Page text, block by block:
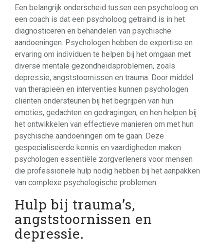
Een belangrijk onderscheid tussen een psycholoog en
een coach is dat een psycholoog getraind is in het
diagnosticeren en behandelen van psychische
aandoeningen. Psychologen hebben de expertise en
ervaring om individuen te helpen bij het omgaan met
diverse mentale gezondheidsproblemen, zoals
depressie, angststoornissen en trauma. Door middel
van therapieën en interventies kunnen psychologen
cliënten ondersteunen bij het begrijpen van hun
emoties, gedachten en gedragingen, en hen helpen bij
het ontwikkelen van effectieve manieren om met hun
psychische aandoeningen om te gaan. Deze
gespecialiseerde kennis en vaardigheden maken
psychologen essentiële zorgverleners voor mensen
die professionele hulp nodig hebben bij het aanpakken
van complexe psychologische problemen.
Hulp bij trauma’s,
angststoornissen en
depressie.